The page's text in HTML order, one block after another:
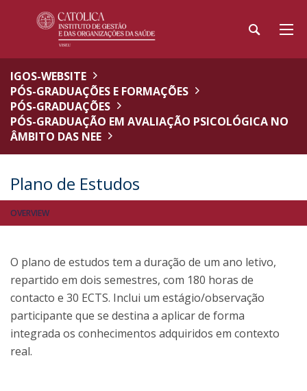
IGOS-WEBSITE
PÓS-GRADUAÇÕES E FORMAÇÕES
PÓS-GRADUAÇÕES
PÓS-GRADUAÇÃO EM AVALIAÇÃO PSICOLÓGICA NO
ÂMBITO DAS NEE
Plano de Estudos
OVERVIEW
O plano de estudos tem a duração de um ano letivo,
repartido em dois semestres, com 180 horas de
contacto e 30 ECTS. Inclui um estágio/observação
participante que se destina a aplicar de forma
integrada os conhecimentos adquiridos em contexto
real.